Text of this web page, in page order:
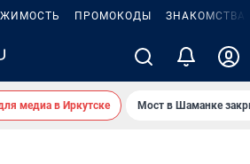
ПРОМОКОДЫ ЗНАКОМСТВА
медиа в Иркутске Мост в Шаманке